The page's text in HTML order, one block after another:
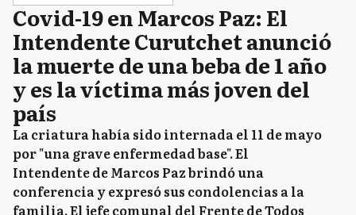
Covid-19 en Marcos Paz: El
Intendente Curutchet anunció
la muerte de una beba de 1 año
y es la víctima más joven del
país
La criatura había sido internada el 11 de mayo
por "una grave enfermedad base". El
Intendente de Marcos Paz brindó una
conferencia y expresó sus condolencias a la
familia. El jefe comunal del Frente de Todos